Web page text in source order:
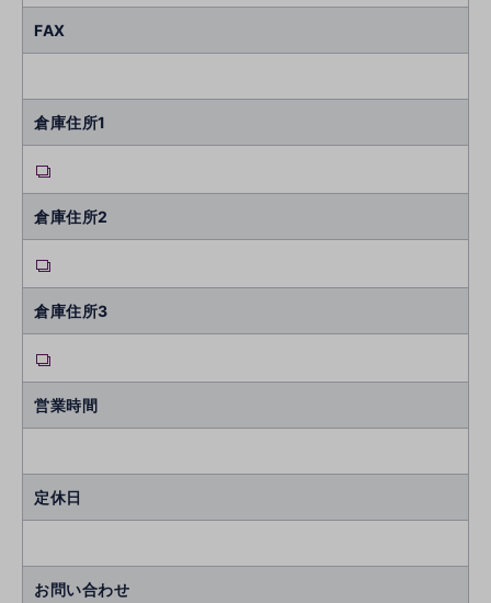
FAX
倉庫住所1
倉庫住所2
倉庫住所3
営業時間
定休日
お問い合わせ